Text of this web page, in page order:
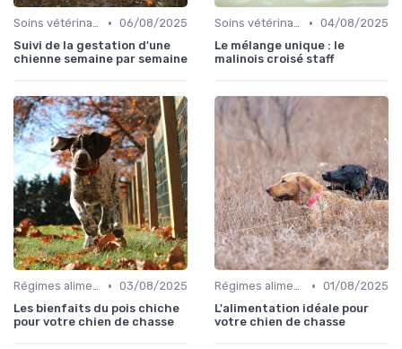
Soins vétérinaires pour chiens de chasse • 06/08/2025
Suivi de la gestation d'une
chienne semaine par semaine
Soins vétérinaires pour chiens de chasse • 04/08/2025
Le mélange unique : le
malinois croisé staff
Régimes alimentaires spécifiques • 03/08/2025
Les bienfaits du pois chiche
pour votre chien de chasse
Régimes alimentaires spécifiques • 01/08/2025
L'alimentation idéale pour
votre chien de chasse